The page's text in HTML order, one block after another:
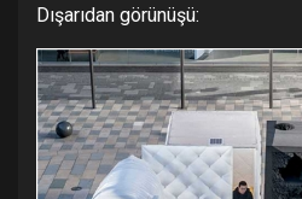
Dışarıdan görünüşü: